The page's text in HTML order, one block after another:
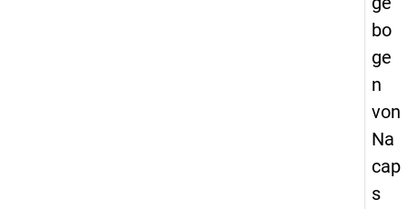
bo
ge
n
von
Na
cap
s